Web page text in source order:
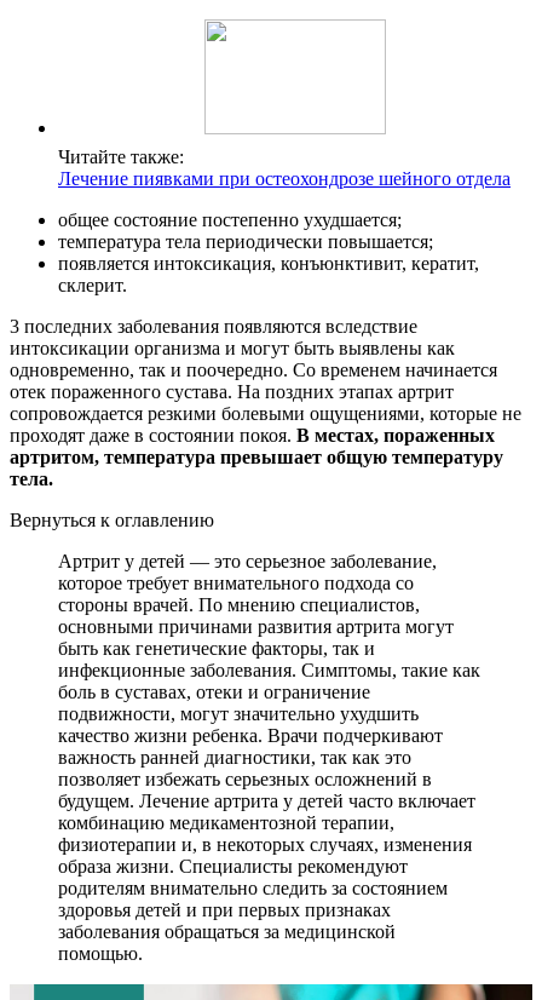
Читайте также:
Лечение пиявками при остеохондрозе шейного отдела
общее состояние постепенно ухудшается;
температура тела периодически повышается;
появляется интоксикация, конъюнктивит, кератит,
склерит.
3 последних заболевания появляются вследствие
интоксикации организма и могут быть выявлены как
одновременно, так и поочередно. Со временем начинается
отек пораженного сустава. На поздних этапах артрит
сопровождается резкими болевыми ощущениями, которые не
проходят даже в состоянии покоя. В местах, пораженных
артритом, температура превышает общую температуру
тела.
Вернуться к оглавлению
Артрит у детей — это серьезное заболевание,
которое требует внимательного подхода со
стороны врачей. По мнению специалистов,
основными причинами развития артрита могут
быть как генетические факторы, так и
инфекционные заболевания. Симптомы, такие как
боль в суставах, отеки и ограничение
подвижности, могут значительно ухудшить
качество жизни ребенка. Врачи подчеркивают
важность ранней диагностики, так как это
позволяет избежать серьезных осложнений в
будущем. Лечение артрита у детей часто включает
комбинацию медикаментозной терапии,
физиотерапии и, в некоторых случаях, изменения
образа жизни. Специалисты рекомендуют
родителям внимательно следить за состоянием
здоровья детей и при первых признаках
заболевания обращаться за медицинской
помощью.